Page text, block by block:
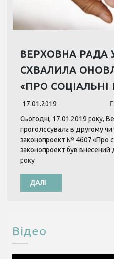
ВЕРХОВНА РАДА
СХВАЛИЛА
«ПРО СОЦІАЛЬНІ
17.01.2019
Сьогодні, 17.01.2019 року,
проголосувала в другому
законопроект № 4607 «Про
законопроект був внесений
року
ДАЛІ
Відео